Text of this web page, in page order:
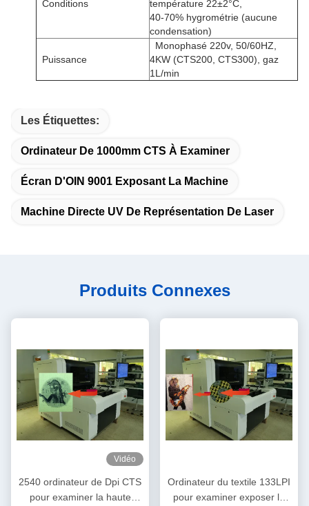
Conditions
température 22±2°C,
40-70% hygrométrie (aucune
condensation)
Puissance
Monophasé 220v, 50/60HZ,
4KW (CTS200, CTS300), gaz
1L/min
Les Étiquettes:
Ordinateur De 1000mm CTS À Examiner
Écran D'OIN 9001 Exposant La Machine
Machine Directe UV De Représentation De Laser
Produits Connexes
Vidéo
2540 ordinateur de Dpi CTS
pour examiner la haute
Ordinateur du textile 133LPI
pour examiner exposer la